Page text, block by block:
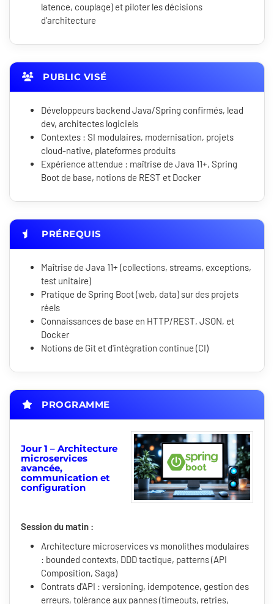
latence, couplage) et piloter les décisions
d'architecture
PUBLIC VISÉ
Développeurs backend Java/Spring confirmés, lead
dev, architectes logiciels
Contextes : SI modulaires, modernisation, projets
cloud-native, plateformes produits
Expérience attendue : maîtrise de Java 11+, Spring
Boot de base, notions de REST et Docker
PRÉREQUIS
Maîtrise de Java 11+ (collections, streams, exceptions,
test unitaire)
Pratique de Spring Boot (web, data) sur des projets
réels
Connaissances de base en HTTP/REST, JSON, et
Docker
Notions de Git et d'intégration continue (CI)
PROGRAMME
Jour 1 – Architecture
microservices
avancée,
communication et
configuration
Session du matin :
Architecture microservices vs monolithes modulaires
: bounded contexts, DDD tactique, patterns (API
Composition, Saga)
Contrats d'API : versioning, idempotence, gestion des
erreurs, tolérance aux pannes (timeouts, retries,